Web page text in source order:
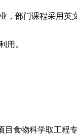
部门课程采用英
用。
食物科学取工程专